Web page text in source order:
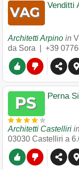
Venditti
Architetti Arpino in
da Sora | +39
Perna
Architetti Castelliri in
03030 Castelliri a